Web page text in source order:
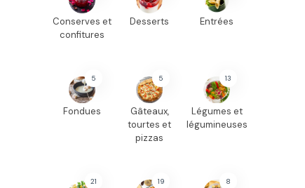
Conserves et
confitures
Desserts Entrées
5
Fondues
5
Gâteaux,
tourtes et
pizzas
13
Légumes et
légumineuses
21 19 8